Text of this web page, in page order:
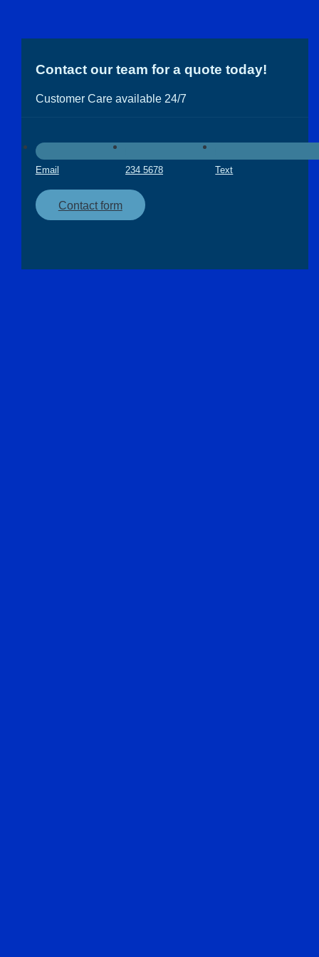
Contact our team for a quote today!
Customer Care available 24/7
Email 234 5678 Text
Contact form